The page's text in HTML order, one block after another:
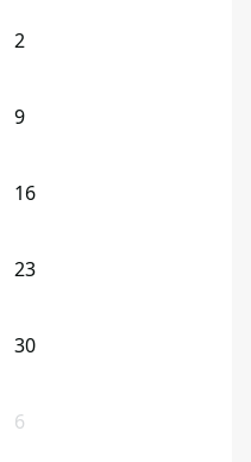
2
9
16
23
30
6